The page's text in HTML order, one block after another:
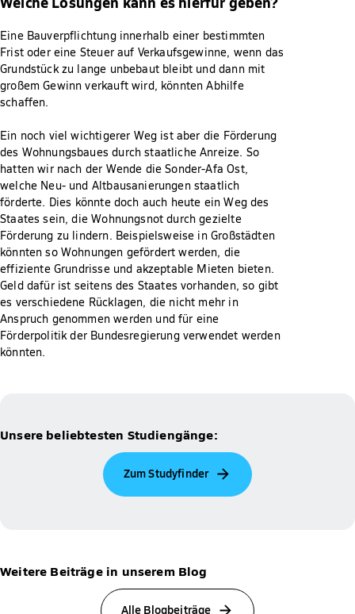
Eine Bauverpflichtung innerhalb einer bestimmten
Frist oder eine Steuer auf Verkaufsgewinne, wenn das
Grundstück zu lange unbebaut bleibt und dann mit
großem Gewinn verkauft wird, könnten Abhilfe
schaffen.
Ein noch viel wichtigerer Weg ist aber die Förderung
des Wohnungsbaues durch staatliche Anreize. So
hatten wir nach der Wende die Sonder-Afa Ost,
welche Neu- und Altbausanierungen staatlich
förderte. Dies könnte doch auch heute ein Weg des
Staates sein, die Wohnungsnot durch gezielte
Förderung zu lindern. Beispielsweise in Großstädten
könnten so Wohnungen gefördert werden, die
effiziente Grundrisse und akzeptable Mieten bieten.
Geld dafür ist seitens des Staates vorhanden, so gibt
es verschiedene Rücklagen, die nicht mehr in
Anspruch genommen werden und für eine
Förderpolitik der Bundesregierung verwendet werden
könnten.
Unsere beliebtesten Studiengänge:
Zum Studyfinder
Weitere Beiträge in unserem Blog
Alle Blogbeiträge